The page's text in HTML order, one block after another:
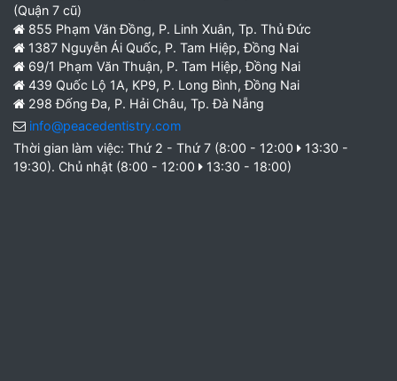
(Quận 7 cũ)
855 Phạm Văn Đồng, P. Linh Xuân, Tp. Thủ Đức
1387 Nguyễn Ái Quốc, P. Tam Hiệp, Đồng Nai
69/1 Phạm Văn Thuận, P. Tam Hiệp, Đồng Nai
439 Quốc Lộ 1A, KP9, P. Long Bình, Đồng Nai
298 Đống Đa, P. Hải Châu, Tp. Đà Nẵng
info@peacedentistry.com
Thời gian làm việc: Thứ 2 - Thứ 7 (8:00 - 12:00
13:30 -
19:30). Chủ nhật (8:00 - 12:00
13:30 - 18:00)